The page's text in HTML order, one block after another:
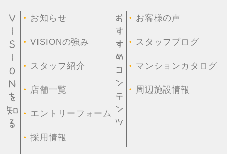
・ お知らせ
・VISIONの強み
・ スタッフ紹介
・ 店舗一覧
・ エントリーフォーム
・採用情報
・ お客様の声
・ スタッフブログ
・ マンションカタログ
・ 周辺施設情報